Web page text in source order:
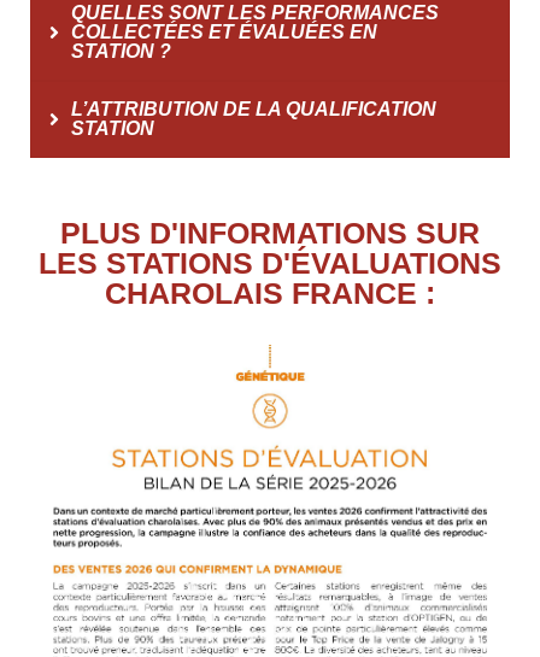
QUELLES SONT LES PERFORMANCES
COLLECTÉES ET ÉVALUÉES EN
STATION ?
L’ATTRIBUTION DE LA QUALIFICATION
STATION
PLUS D'INFORMATIONS SUR
LES STATIONS D'ÉVALUATIONS
CHAROLAIS FRANCE :